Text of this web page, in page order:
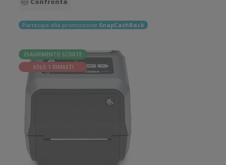
Partecipa alla promozione SnapCashBack
ESAURIMENTO SCORTE
SOLO 1 RIMASTI